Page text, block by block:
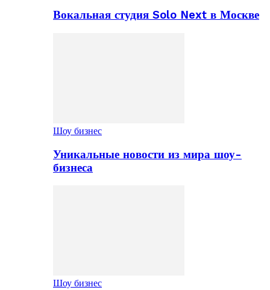
Вокальная студия Solo Next в Москве
Шоу бизнес
Уникальные новости из мира шоу-
бизнеса
Шоу бизнес